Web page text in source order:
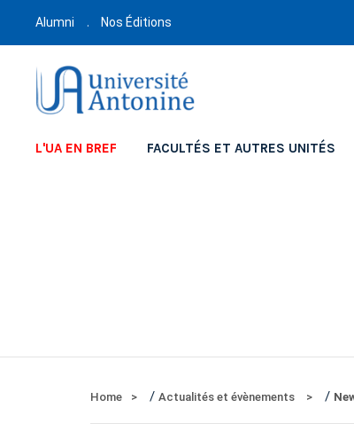
Alumni Nos Éditions
L'UA EN BREF FACULTÉS ET AUTRES UNITÉS
Home / Actualités et évènements /